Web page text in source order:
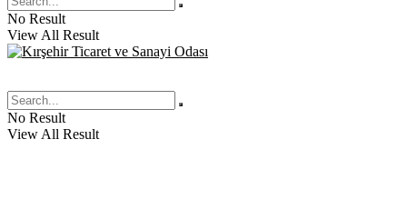
No Result
View All Result
No Result
View All Result